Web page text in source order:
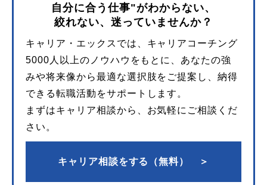
自分に合う仕事"がわからない、
絞れない、迷っていませんか？
キャリア・エックスでは、キャリアコーチング
5000人以上のノウハウをもとに、あなたの強
みや将来像から最適な選択肢をご提案し、納得
できる転職活動をサポートします。
まずはキャリア相談から、お気軽にご相談くだ
さい。
キャリア相談をする（無料） ＞